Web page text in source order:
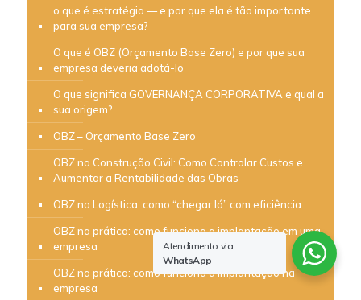
o que é estratégia — e por que ela é tão importante
para sua empresa?
O que é OBZ (Orçamento Base Zero) e por que sua
empresa deveria adotá-lo
O que significa GOVERNANÇA CORPORATIVA e qual a
sua origem?
OBZ – Orçamento Base Zero
OBZ na Construção Civil: Como Controlar Custos e
Aumentar a Rentabilidade das Obras
OBZ na Logística: como “chegar lá” com eficiência
OBZ na prática: como funciona a implantação em uma
empresa
OBZ na prática: como funciona a implantação na
empresa
Atendimento via
WhatsApp